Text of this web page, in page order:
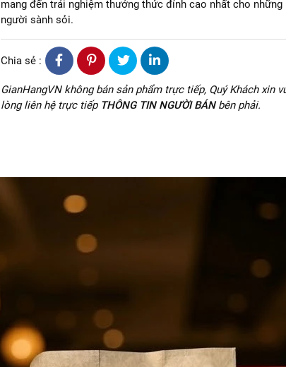
mang đến trải nghiệm thưởng thức đỉnh cao nhất cho những
người sành sỏi.
Chia sẻ :
GianHangVN không bán sản phẩm trực tiếp, Quý Khách xin
lòng liên hệ trực tiếp THÔNG TIN NGƯỜI BÁNbên phải.